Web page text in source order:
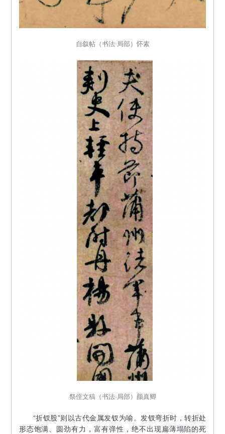
自叙帖（书法·局部）怀素
祭侄文稿（书法·局部）颜真卿
“折钗股”则以古代金属发钗为喻。发钗弯折时，转折处
形态饱满、圆劲有力，富有弹性，绝不出现扁薄塌陷的死